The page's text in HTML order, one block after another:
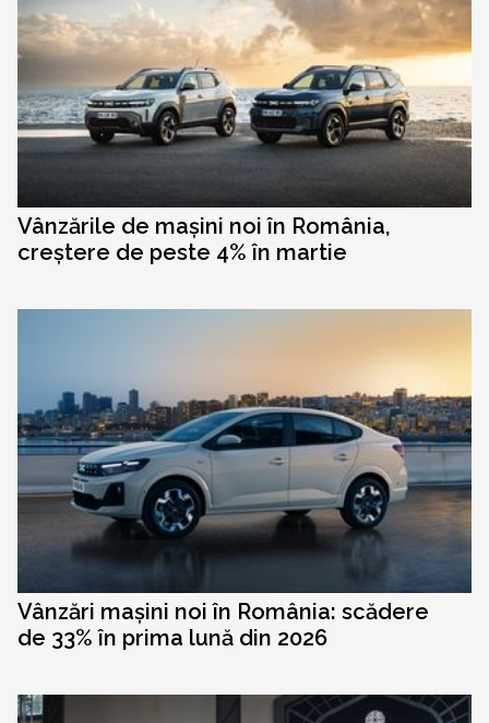
Vânzările de mașini noi în România,
creștere de peste 4% în martie
Vânzări mașini noi în România: scădere
de 33% în prima lună din 2026